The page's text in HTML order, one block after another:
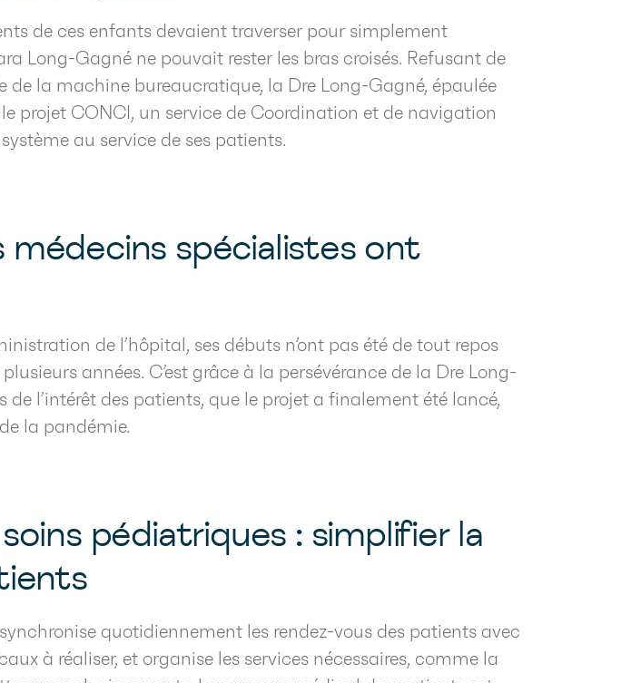
de ces enfants devaient traverser pour simplement
Long-Gagné ne pouvait rester les bras croisés. Refusant de
la machine bureaucratique, la Dre Long-Gagné, épaulée
projet CONCI, un service de Coordination et de navigation
au service de ses patients.
médecins spécialistes ont
de l’hôpital, ses débuts n’ont pas été de tout repos
années. C’est grâce à la persévérance de la Dre Long-
de l’intérêt des patients, que le projet a finalement été lancé,
la pandémie.
pédiatriques : simplifier la
quotidiennement les rendez-vous des patients avec
à réaliser, et organise les services nécessaires, comme la